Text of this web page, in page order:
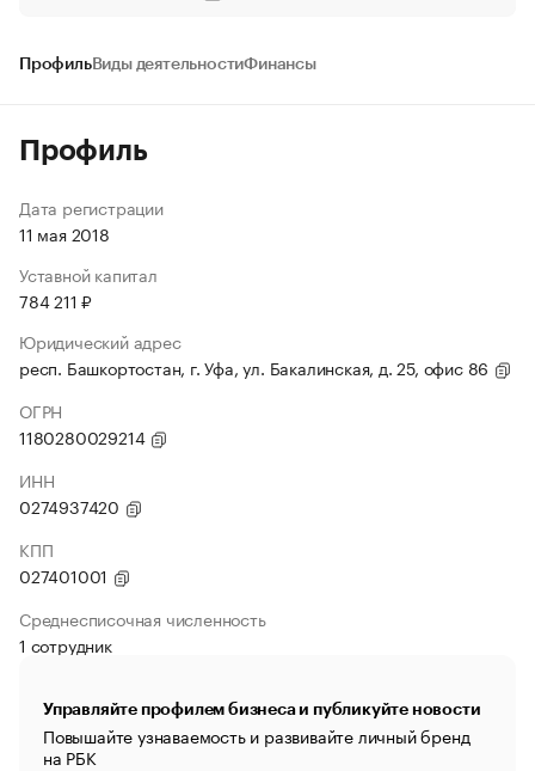
ПрофильВиды деятельностиФинансы
Профиль
Дата регистрации
11 мая 2018
Уставной капитал
784 211 ₽
Юридический адрес
респ. Башкортостан, г. Уфа, ул. Бакалинская, д. 25, офис 86
ОГРН
1180280029214
ИНН
0274937420
КПП
027401001
Среднесписочная численность
1 сотрудник
Управляйте профилем бизнеса и публикуйте новости
Повышайте узнаваемость и развивайте личный бренд
на РБК